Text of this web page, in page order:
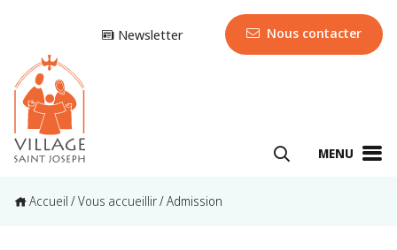
Newsletter Nous contacter
MENU
Accueil /Vous accueillir/Admission